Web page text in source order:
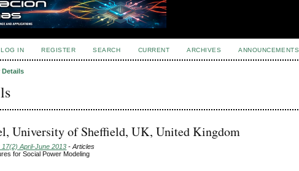
LOG IN REGISTER SEARCH CURRENT ARCHIVES ANNOUNCEMENTS
University of Sheffield, UK, United Kingdom
17(2) April-June 2013 - Articles
for Social Power Modeling